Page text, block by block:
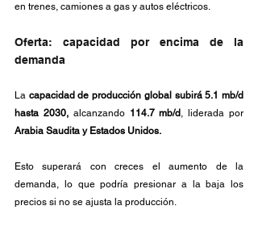
en trenes, camiones a gas y autos eléctricos.
Oferta: capacidad por encima de la
demanda
La capacidad de producción global subirá 5.1 mb/d
hasta 2030, alcanzando 114.7 mb/d
Arabia Saudita y Estados Unidos.
Esto superará con creces el aumento de la
demanda, lo que podría presionar a la baja los
precios si no se ajusta la producción.